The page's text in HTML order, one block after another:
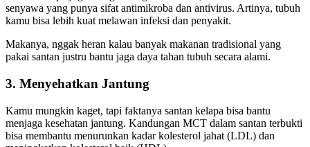
senyawa yang punya sifat antimikroba dan antivirus. Artinya, tubuh
kamu bisa lebih kuat melawan infeksi dan penyakit.
Makanya, nggak heran kalau banyak makanan tradisional yang
pakai santan justru bantu jaga daya tahan tubuh secara alami.
3. Menyehatkan Jantung
Kamu mungkin kaget, tapi faktanya santan kelapa bisa bantu
menjaga kesehatan jantung. Kandungan MCT dalam santan terbukti
bisa membantu menurunkan kadar kolesterol jahat (LDL) dan